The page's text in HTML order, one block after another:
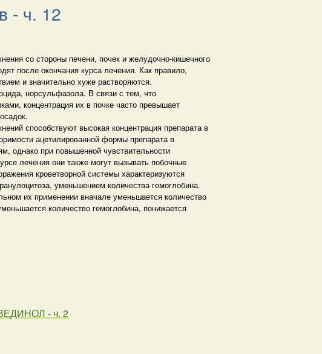
- ч. 12
со стороны печени, почек и желудочно-кишечного
после окончания курса лечения. Как правило,
и значительно хуже растворяются.
норсульфазола. В связи с тем, что
концентрация их в почке часто превышает
способствуют высокая концентрация препарата в
ацетилированной формы препарата в
однако при повышенной чувствительности
лечения они также могут вызывать побочные
кроветворной системы характеризуются
уменьшением количества гемоглобина.
их применении вначале уменьшается количество
количество гемоглобина, понижается
- ч. 2